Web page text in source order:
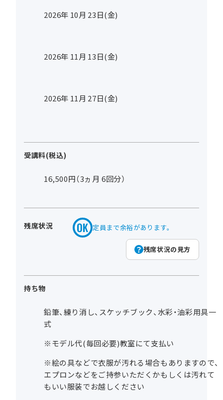
2026年 10月 23日(金)
2026年 11月 13日(金)
2026年 11月 27日(金)
受講料(税込)
16,500円（3ヵ月 6回分）
残席状況 定員まで余裕があります。
残席状況の見方
持ち物
鉛筆、練り消し、スケッチブック、水彩・油彩用具一
式
※モデル代(毎回必要)教室にて支払い
※絵の具などで衣服が汚れる場合もありますので、
エプロンなどをご持参いただくかもしくは汚れて
もいい服装でお越しください